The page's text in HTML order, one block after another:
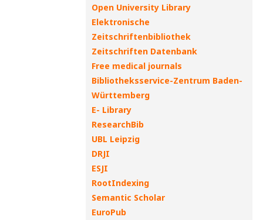
Open University Library
Elektronische
Zeitschriftenbibliothek
Zeitschriften Datenbank
Free medical journals
Bibliotheksservice-Zentrum Baden-
Württemberg
E- Library
ResearchBib
UBL Leipzig
DRJI
ESJI
RootIndexing
Semantic Scholar
EuroPub